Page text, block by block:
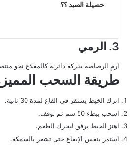
حصيلة الصيد ؟؟
3. الرمي
ارمِ الرصاصة بحركة دائرية كالمقلاع نحو
طريقة السحب
اترك الخيط يستقر في القاع لمدة 30 ثانية.
اسحب ببطء 50 سم ثم توقف.
اهتز الخيط برفق ليحرك الطعم.
استمر بنفس الإيقاع حتى تشعر بالسمكة.